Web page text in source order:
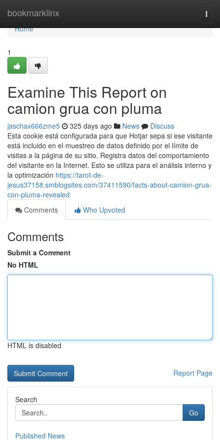
bookmarklinx
Home
Home
1
Examine This Report on
camion grua con pluma
jaschax666zme5 325 days ago News
Discuss
Esta cookie está configurada para que Hotjar sepa si ese visitante
está incluido en el muestreo de datos definido por el límite de
visitas a la página de su sitio. Registra datos del comportamiento
del visitante en la Internet. Esto se utiliza para el análisis interno y
la optimización https://tarot-de-
jesus37158.smblogsites.com/37411590/facts-about-camion-grua-
con-pluma-revealed
Comments
Who Upvoted
Comments
Submit a Comment
No HTML
HTML is disabled
Report Page
Search
Go
Published News